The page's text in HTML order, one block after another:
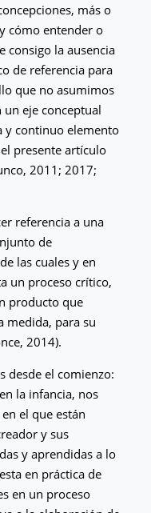
más o
cómo entender o
consigo la ausencia
de referencia para
que no asumimos
eje conceptual
y continuo elemento
presente artículo
2011; 2017;
referencia a una
de
las cuales y en
un proceso crítico,
producto que
medida, para su
2014).
desde el comienzo:
la infancia, nos
el que están
y sus
y aprendidas a lo
en práctica de
en un proceso